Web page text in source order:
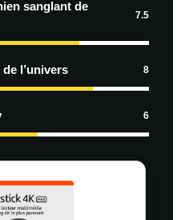
sanglant de
7.5
l’univers 8
6